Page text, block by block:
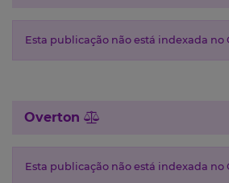
Esta publicação não está indexada no
Overton
Esta publicação não está indexada no